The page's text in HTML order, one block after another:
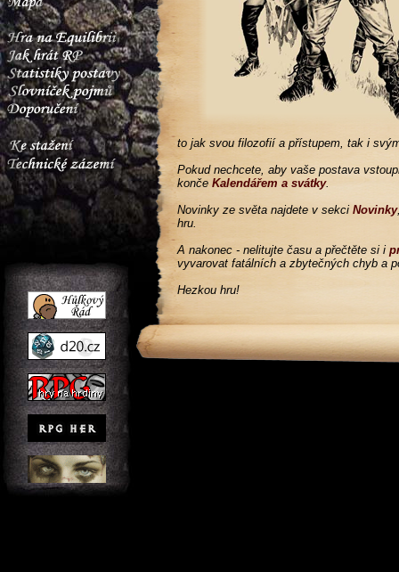
to jak svou filozofií a přístupem, tak i
Pokud nechcete, aby vaše postava
končeKalendářem a svátky.
Novinky ze světa najdete v sekciNovinky
hru.
A nakonec - nelitujte času a přečtěte si i
vyvarovat fatálních a zbytečných chyb a
Hezkou hru!